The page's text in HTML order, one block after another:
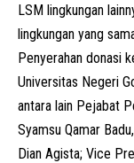
LSM lingkungan
lingkungan yang
Penyerahan donasi
Universitas Negeri
antara lain Pejabat
Syamsu Qamar
Dian Agista; Vice